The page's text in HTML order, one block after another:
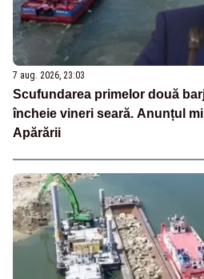
7 aug. 2026, 23:03
Scufundarea primelor două
încheie vineri seară. Anunțul
Apărării